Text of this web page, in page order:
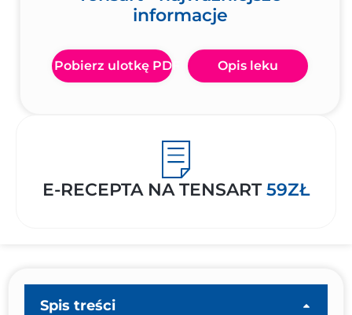
informacje
Pobierz ulotkę PDF Opis leku
E-RECEPTA NA TENSART59ZŁ
Spis treści